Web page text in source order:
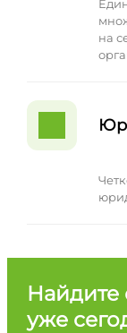
на
Найдите
уже